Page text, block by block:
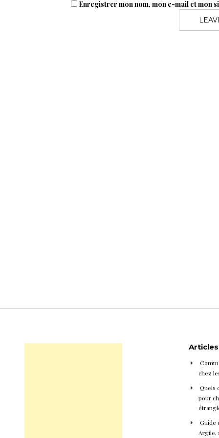
Enregistrer mon nom, mon e-mail et mon
chez
Quels
pour
Guide
Argile,